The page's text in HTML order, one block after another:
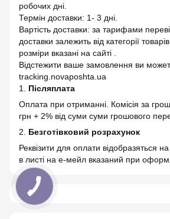
робочих дні.
Термін доставки: 1- 3 дні.
Вартість доставки: за тарифами
доставки залежить від категорії товарів
розміри вказані на сайті .
Відстежити ваше замовлення ви
tracking.novaposhta.ua
1. Післяплата
Оплата при отриманні. Комісія за
грн + 2% від суми суми грошового
2. Безготівковий розрахунок
Реквізити для оплати відобразяться
в листі на е-мейл вказаний при